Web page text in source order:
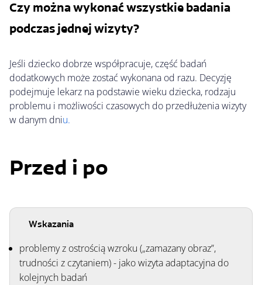
Czy można wykonać wszystkie badania
podczas jednej wizyty?
Jeśli dziecko dobrze współpracuje, część badań
dodatkowych może zostać wykonana od razu. Decyzję
podejmuje lekarz na podstawie wieku dziecka, rodzaju
problemu i możliwości czasowych do przedłużenia wizyty
w danym dniu.
Przed i po
Wskazania
problemy z ostrością wzroku („zamazany obraz”,
trudności z czytaniem) - jako wizyta adaptacyjna do
kolejnych badań